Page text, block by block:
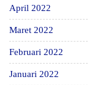
April 2022
Maret 2022
Februari 2022
Januari 2022